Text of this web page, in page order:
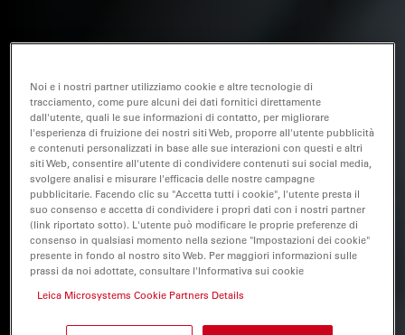
Noi e i nostri partner utilizziamo cookie e altre tecnologie di
tracciamento, come pure alcuni dei dati fornitici direttamente
dall'utente, quali le sue informazioni di contatto, per migliorare
l'esperienza di fruizione dei nostri siti Web, proporre all'utente pubblicità
e contenuti personalizzati in base alle sue interazioni con questi e altri
siti Web, consentire all'utente di condividere contenuti sui social media,
svolgere analisi e misurare l'efficacia delle nostre campagne
pubblicitarie. Facendo clic su "Accetta tutti i cookie", l'utente presta il
suo consenso e accetta di condividere i propri dati con i nostri partner
(link riportato sotto). L'utente può modificare le proprie preferenze di
consenso in qualsiasi momento nella sezione "Impostazioni dei cookie"
presente in fondo al nostro sito Web. Per maggiori informazioni sulle
prassi da noi adottate, consultare l'Informativa sui cookie
Leica Microsystems Cookie Partners Details